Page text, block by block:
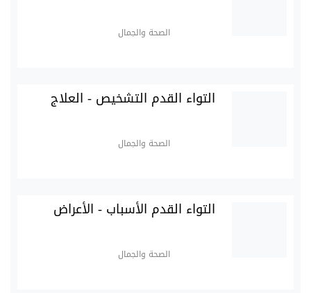
الصحة والجمال
التواء القدم التشخيص - العلاج
الصحة والجمال
التواء القدم الأسباب - الأعراض
الصحة والجمال